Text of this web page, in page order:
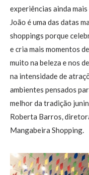
experiências ainda
João é uma das datas
shoppings porque
e cria mais momentos
muito na beleza e nos
na intensidade de
ambientes pensados
melhor da tradição
Roberta Barros,
Mangabeira Shopping.